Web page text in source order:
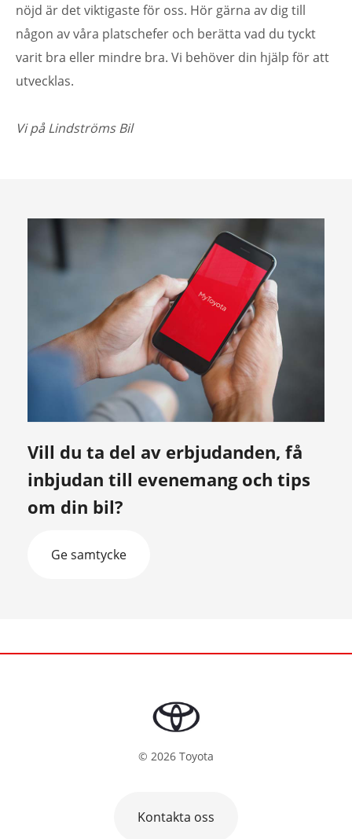
nöjd är det viktigaste för oss. Hör gärna av dig till
någon av våra platschefer och berätta vad du tyckt
varit bra eller mindre bra. Vi behöver din hjälp för att
utvecklas.
Vi på Lindströms Bil
Vill du ta del av erbjudanden, få
inbjudan till evenemang och tips
om din bil?
Ge samtycke
© 2026 Toyota
Kontakta oss